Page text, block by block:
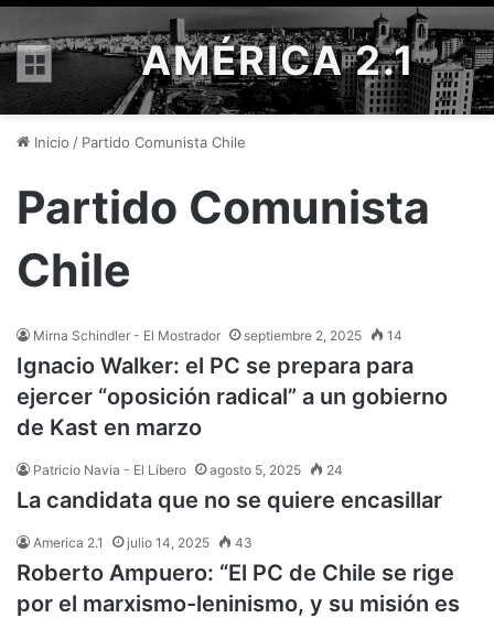
Menú AMÉRICA 2.1
Inicio / Partido Comunista Chile
Partido Comunista
Chile
Mirna Schindler - El Mostrador septiembre 2, 2025 14
Ignacio Walker: el PC se prepara para
ejercer “oposición radical” a un gobierno
de Kast en marzo
Patricio Navia - El Líbero agosto 5, 2025 24
La candidata que no se quiere encasillar
America 2.1 julio 14, 2025 43
Roberto Ampuero: “El PC de Chile se rige
por el marxismo-leninismo, y su misión es